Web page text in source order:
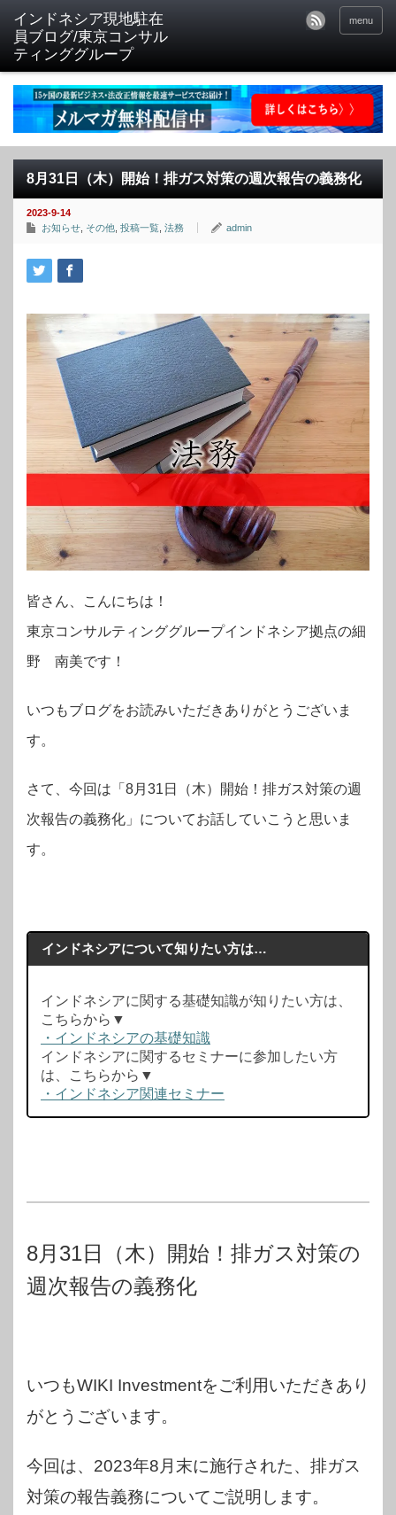
menu
8月31日（木）開始！排ガス対策の週次報告の義務化
2023-9-14
お知らせ その他 投稿一覧 法務 admin
皆さん、こんにちは！
東京コンサルティンググループインドネシア拠点の細
野 南美です！
いつもブログをお読みいただきありがとうございま
す。
さて、今回は「8月31日（木）開始！排ガス対策の週
次報告の義務化」についてお話していこうと思いま
す。
インドネシアについて知りたい方は…
インドネシアに関する基礎知識が知りたい方は、
こちらから▼
・インドネシアの基礎知識
インドネシアに関するセミナーに参加したい方
は、こちらから▼
・インドネシア関連セミナー
8月31日（木）開始！排ガス対策の
週次報告の義務化
いつもWIKI Investmentをご利用いただきあり
がとうございます。
今回は、2023年8月末に施行された、排ガス
対策の報告義務についてご説明します。